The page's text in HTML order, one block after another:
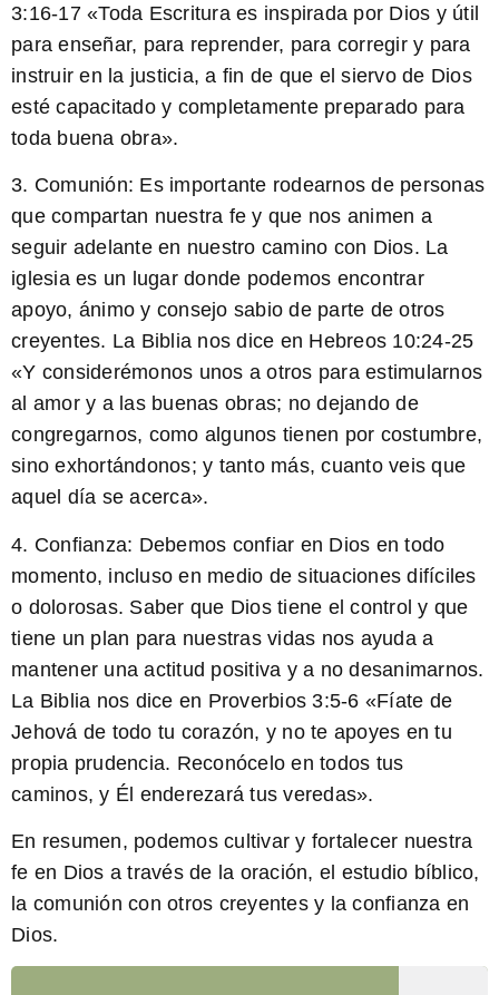
3:16-17 «Toda Escritura es inspirada por Dios y útil
para enseñar, para reprender, para corregir y para
instruir en la justicia, a fin de que el siervo de Dios
esté capacitado y completamente preparado para
toda buena obra».
3. Comunión: Es importante rodearnos de personas
que compartan nuestra fe y que nos animen a
seguir adelante en nuestro camino con Dios. La
iglesia es un lugar donde podemos encontrar
apoyo, ánimo y consejo sabio de parte de otros
creyentes. La Biblia nos dice en Hebreos 10:24-25
«Y considerémonos unos a otros para estimularnos
al amor y a las buenas obras; no dejando de
congregarnos, como algunos tienen por costumbre,
sino exhortándonos; y tanto más, cuanto veis que
aquel día se acerca».
4. Confianza: Debemos confiar en Dios en todo
momento, incluso en medio de situaciones difíciles
o dolorosas. Saber que Dios tiene el control y que
tiene un plan para nuestras vidas nos ayuda a
mantener una actitud positiva y a no desanimarnos.
La Biblia nos dice en Proverbios 3:5-6 «Fíate de
Jehová de todo tu corazón, y no te apoyes en tu
propia prudencia. Reconócelo en todos tus
caminos, y Él enderezará tus veredas».
En resumen, podemos cultivar y fortalecer nuestra
fe en Dios a través de la oración, el estudio bíblico,
la comunión con otros creyentes y la confianza en
Dios.